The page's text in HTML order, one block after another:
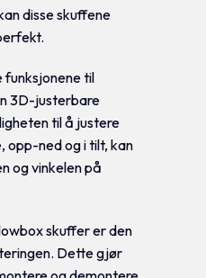
disse skuffene
funksjonene til
3D-justerbare
til å justere
opp-ned og i tilt, kan
og vinkelen på
skuffer er den
Dette gjør